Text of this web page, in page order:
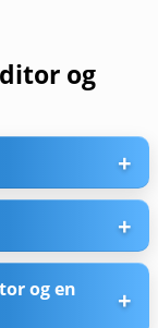
og
og en